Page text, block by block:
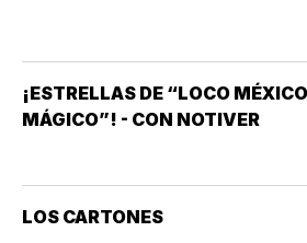
¡ESTRELLAS DE “LOCO MÉXICO
MÁGICO”! - CON NOTIVER
LOS CARTONES